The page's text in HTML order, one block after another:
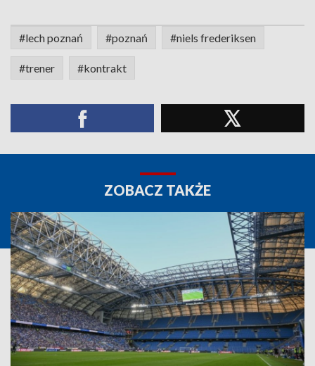
#lech poznań #poznań #niels frederiksen
#trener #kontrakt
ZOBACZ TAKŻE